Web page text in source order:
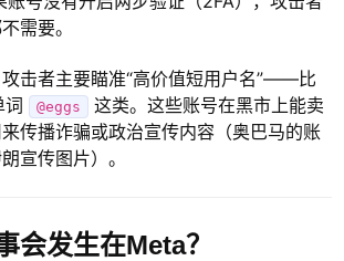
需要。
击者主要瞄准“高价值短用户名”——比
词 @eggs
这类。这些账号在黑市上能卖
传播诈骗或政治宣传内容（奥巴马的账
宣传图片）。
会发生在Meta？